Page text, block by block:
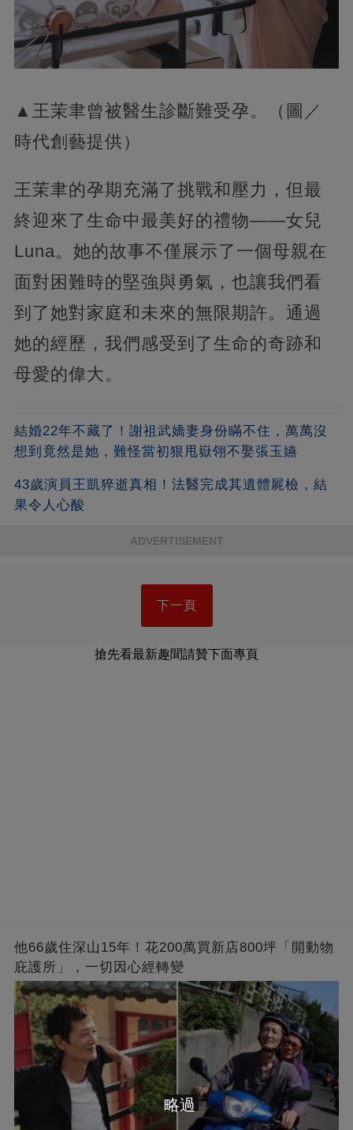
▲王茉聿曾被醫生診斷難受孕。（圖／
時代創藝提供）
王茉聿的孕期充滿了挑戰和壓力，但最
終迎來了生命中最美好的禮物——女兒
Luna。她的故事不僅展示了一個母親在
面對困難時的堅強與勇氣，也讓我們看
到了她對家庭和未來的無限期許。通過
她的經歷，我們感受到了生命的奇跡和
母愛的偉大。
結婚22年不藏了！謝祖武嬌妻身份瞞不住，萬萬沒
想到竟然是她，難怪當初狠甩嶽翎不娶張玉嬿
43歲演員王凱猝逝真相！法醫完成其遺體屍檢，結
果令人心酸
ADVERTISEMENT
下一頁
搶先看最新趣聞請贊下面專頁
他66歲住深山15年！花200萬買新店800坪「開動物
庇護所」，一切因心經轉變
略過